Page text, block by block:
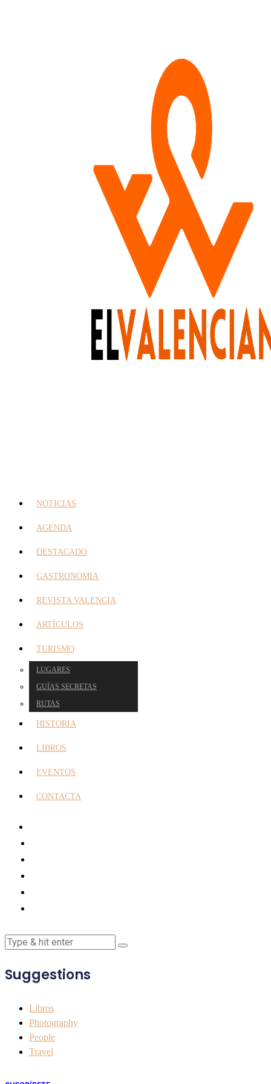
NOTICIAS
AGENDA
DESTACADO
GASTRONOMIA
REVISTA VALENCIA
ARTÍCULOS
TURISMO
LUGARES
GUÍAS SECRETAS
RUTAS
HISTORIA
LIBROS
EVENTOS
CONTACTA
Suggestions
Libros
Photography
People
Travel